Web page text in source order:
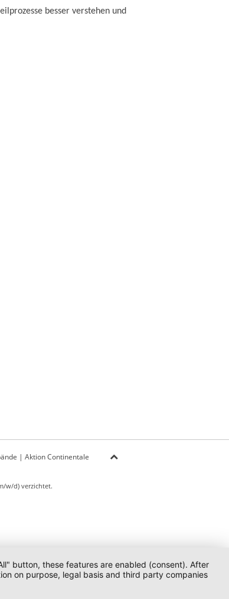
besser verstehen und
| Aktion Continentale
w/d) verzichtet.
button, these features are enabled (consent). After
on purpose, legal basis and third party companies